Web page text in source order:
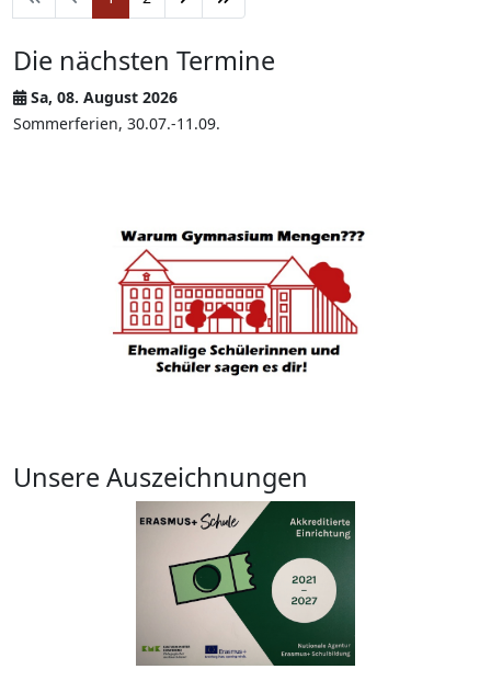
Die nächsten Termine
Sa, 08. August 2026
Sommerferien, 30.07.-11.09.
Unsere Auszeichnungen